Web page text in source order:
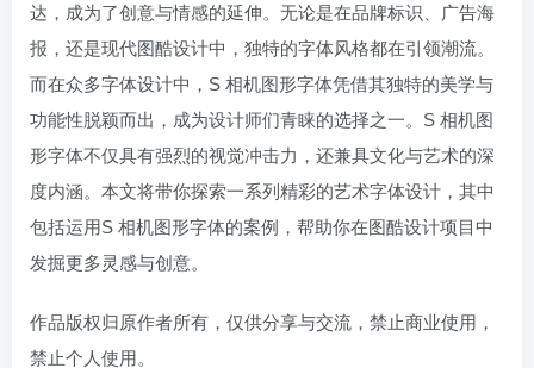
达，成为了创意与情感的延伸。无论是在品牌标识、广告海
报，还是现代图酷设计中，独特的字体风格都在引领潮流。
而在众多字体设计中，S 相机图形字体凭借其独特的美学与
功能性脱颖而出，成为设计师们青睐的选择之一。S 相机图
形字体不仅具有强烈的视觉冲击力，还兼具文化与艺术的深
度内涵。本文将带你探索一系列精彩的艺术字体设计，其中
包括运用S 相机图形字体的案例，帮助你在图酷设计项目中
发掘更多灵感与创意。
作品版权归原作者所有，仅供分享与交流，禁止商业使用，
禁止个人使用。